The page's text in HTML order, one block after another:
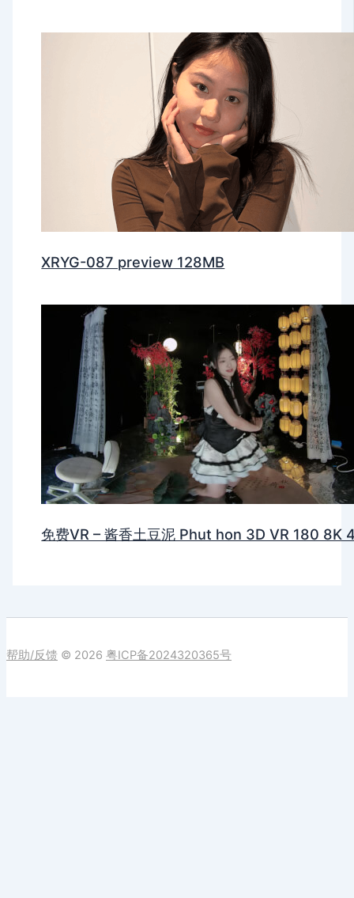
XRYG-087 preview 128MB
免费VR – 酱香土豆泥 Phut hon 3D VR 180 8K
帮助/反馈 © 2026 粤ICP备2024320365号